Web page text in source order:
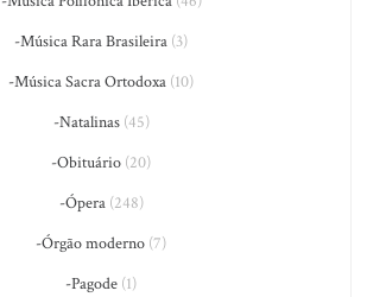
-Música Rara Brasileira (3)
-Música Sacra Ortodoxa (10)
-Natalinas(45)
-Obituário (20)
-Ópera(248)
-Órgão moderno (7)
-Pagode (1)